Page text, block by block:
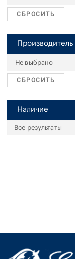
СБРОСИТЬ
Производитель
СБРОСИТЬ
Наличие